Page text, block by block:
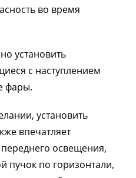
во время
установить
с наступлением
фары.
установить
впечатляет
освещения,
пучок по горизонтали,